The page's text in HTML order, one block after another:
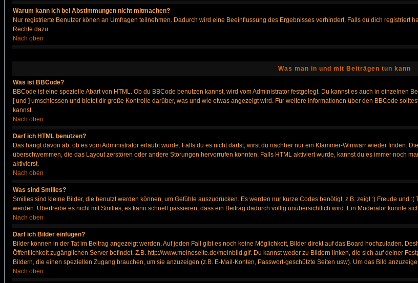
Warum kann ich bei Abstimmungen nicht mitmachen?
Nur registrierte Benutzer könen an Umfragen teilnehmen. Dadurch wird eine Beeinflussung des Ergebnisses verhindert. Falls du dich registriert
Rechte dazu.
Nach oben
Was man in und mit Beiträgen tun kann
Was ist BBCode?
BBCode ist eine spezielle Abart von HTML. Ob du BBCode benutzen kannst, wird vom Administrator festgelegt. Du kannst es auch in einzelnen
[ und ] umschlossen und bietet dir große Kontrolle darüber, was und wie etwas angezeigt wird. Für weitere Informationen über den BBCode
kannst.
Nach oben
Darf ich HTML benutzen?
Das hängt davon ab, ob es vom Administrator erlaubt wurde. Falls du es nicht darfst, wirst du nachher nur ein Klammer-Wirrwarr wieder finden.
überschwemmen, die das Layout zerstören oder andere Störungen hervorrufen könnten. Falls HTML aktiviert wurde, kannst du es immer noch
aktivierst.
Nach oben
Was sind Smilies?
Smilies sind kleine Bilder, die benutzt werden können, um Gefühle auszudrücken. Es werden nur kurze Codes benötigt, z.B. zeigt :) Freude und
werden. Übertreibe es nicht mit Smilies, es kann schnell passieren, dass ein Beitrag dadurch völlig unübersichtlich wird. Ein Moderator könnte
Nach oben
Darf ich Bilder einfügen?
Bilder können in der Tat im Beitrag angezeigt werden. Auf jeden Fall gibt es noch keine Möglichkeit, Bilder direkt auf das Board hochzuladen.
Öffentlichkeit zugänglichen Server befindet. Z.B. http://www.meineseite.de/meinbild.gif. Du kannst weder zu Bildern linken, die sich auf deiner
Bildern, die einen speziellen Zugang brauchen, um sie anzuzeigen (z.B. E-Mail-Konten, Passwort-geschützte Seiten usw). Um das Bild
Nach oben